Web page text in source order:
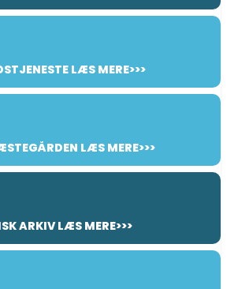
LÆS MERE>>>
LÆS MERE>>>
ARKIV LÆS MERE>>>